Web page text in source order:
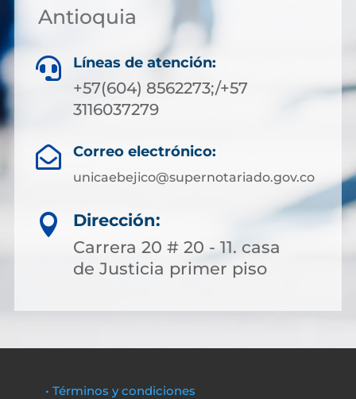
Antioquia
 Líneas de atención:
+57(604) 8562273;/+57
3116037279
 Correo electrónico:
unicaebejico@supernotariado.gov.co

Dirección:
Carrera 20 # 20 - 11. casa
de Justicia primer piso
• Términos y condiciones